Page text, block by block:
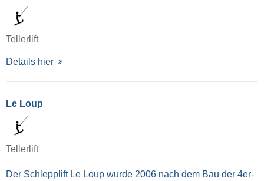
Tellerlift
Details hier
Le Loup
Tellerlift
Der Schlepplift Le Loup wurde 2006 nach dem Bau der 4er-